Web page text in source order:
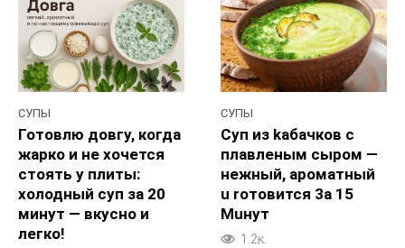
СУПЫ
Готовлю довгу, когда
жарко и не хочется
стоять у плиты:
холодный суп за 20
минут — вкусно и
легко!
СУПЫ
Cyп из kaбачков с
плавленым сыром —
нежный, apoматный
u roтовится 3a 15
Muнут
1.2к.